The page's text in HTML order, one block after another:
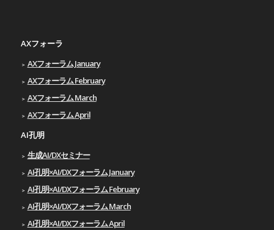
AXフォーラ
AXフォーラム January
AXフォーラム February
AXフォーラム March
AXフォーラム April
AI孔明
生成AI/DXセミナー
AI孔明×AI/DXフォーラム January
AI孔明×AI/DXフォーラム February
AI孔明×AI/DXフォーラム March
AI孔明×AI/DXフォーラム April